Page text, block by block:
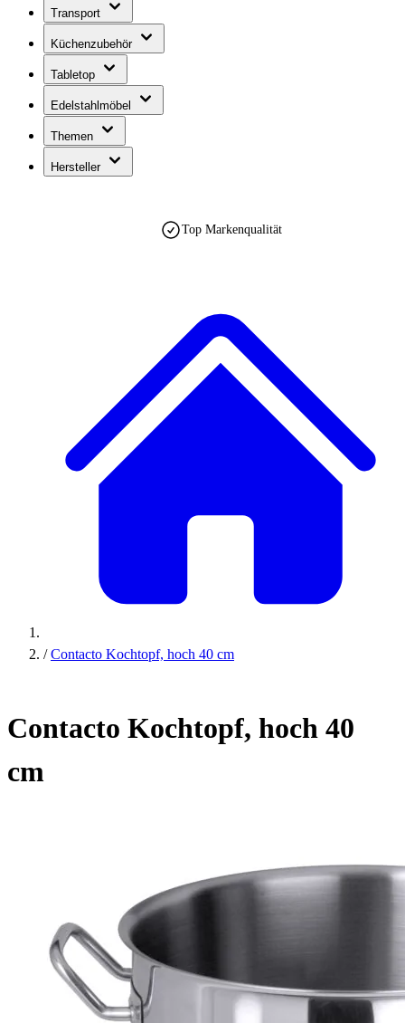
Transport
Küchenzubehör
Tabletop
Edelstahlmöbel
Themen
Hersteller
Top Markenqualität
/ Contacto Kochtopf, hoch 40 cm
Contacto Kochtopf, hoch 40
cm